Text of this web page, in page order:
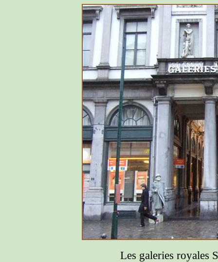
Les galeries royales